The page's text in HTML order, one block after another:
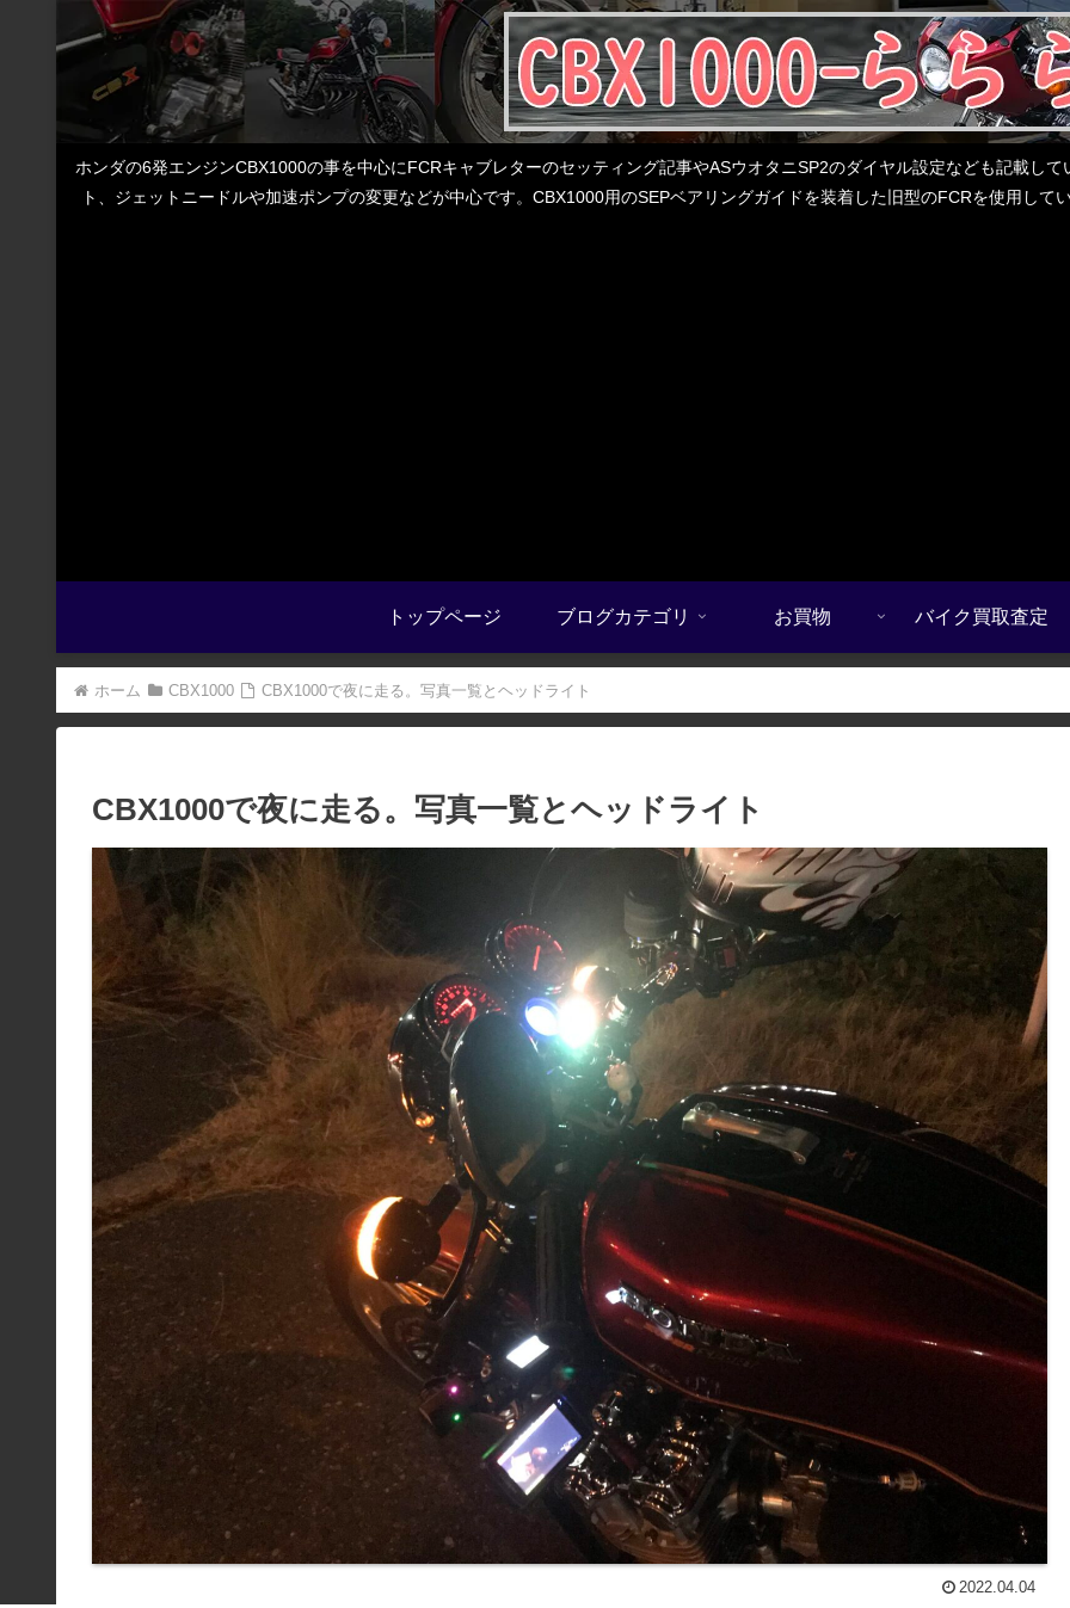
ホンダの6発エンジンCBX1000の事を中心にFCRキャブレターのセッティング記事やASウオタニSP2のダイヤル設定なども記載し
ト、ジェットニードルや加速ポンプの変更などが中心です。CBX1000用のSEPベアリングガイドを装着した旧型のFCRを使用し
トップページ ブログカテゴリ お買物 バイク買取査定
ホーム CBX1000 CBX1000で夜に走る。写真一覧とヘッドライト
CBX1000で夜に走る。写真一覧とヘッドライト
2022.04.04